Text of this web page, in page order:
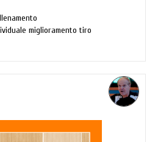
miglioramento tiro